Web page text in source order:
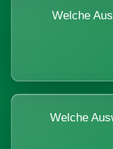
Welche
Welche